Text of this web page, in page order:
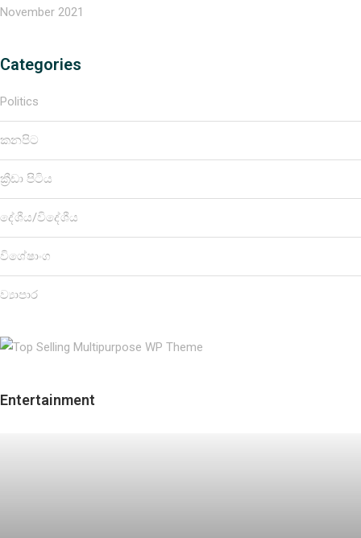
November 2021
Categories
Politics
කනපිට
ක්‍රීඩා පිටිය
දේශීය/විදේශීය
විශේෂාංග
ව්‍යාපාර
Entertainment